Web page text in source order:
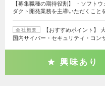
【募集職種の期待役割】 ・ソフト
ダクト開発業務を主導いただくこと
会社概要
【おすすめポイント】
国内サイバー・セキュリティ・コン
興味あり